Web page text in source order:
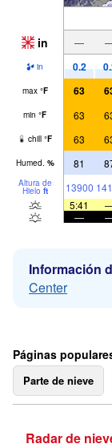
in —
in 0.2
max °F 63
min °F 63
chill °F 63
Humed. % 81
Altura de
Hielo ft 13900
5:41
—
Información
Center
Páginas
Parte de nieve
Radar de